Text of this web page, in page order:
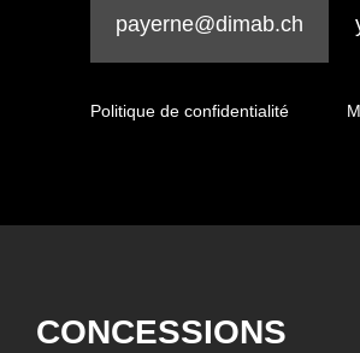
payerne@dimab.ch
Politique de confidentialité
CONCESSIONS